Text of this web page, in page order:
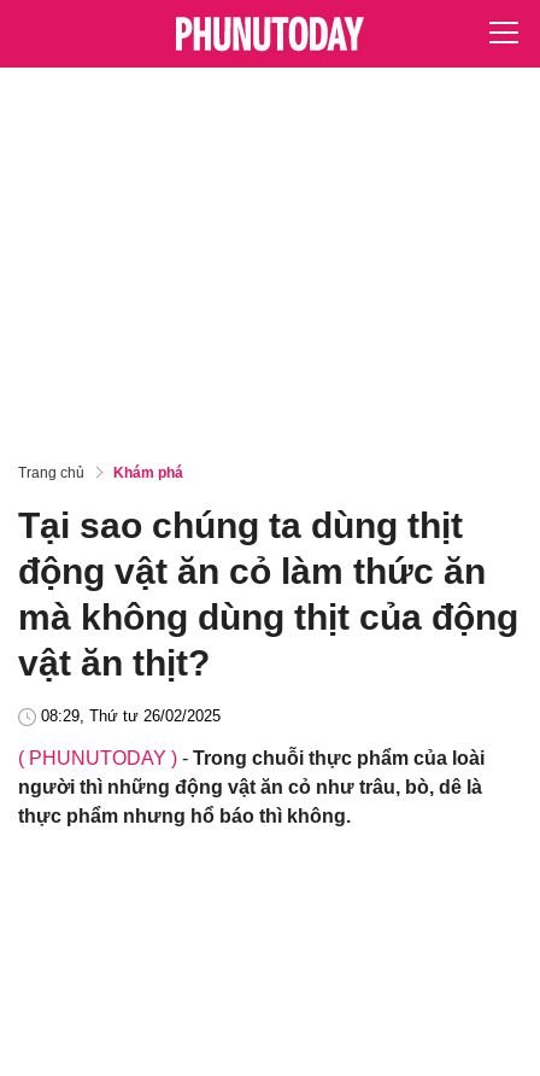
Trang chủ Khám phá
Tại sao chúng ta dùng thịt
động vật ăn cỏ làm thức ăn
mà không dùng thịt của động
vật ăn thịt?
08:29, Thứ tư 26/02/2025
( PHUNUTODAY ) - Trong chuỗi thực phẩm của loài
người thì những động vật ăn cỏ như trâu, bò, dê là
thực phẩm nhưng hổ báo thì không.